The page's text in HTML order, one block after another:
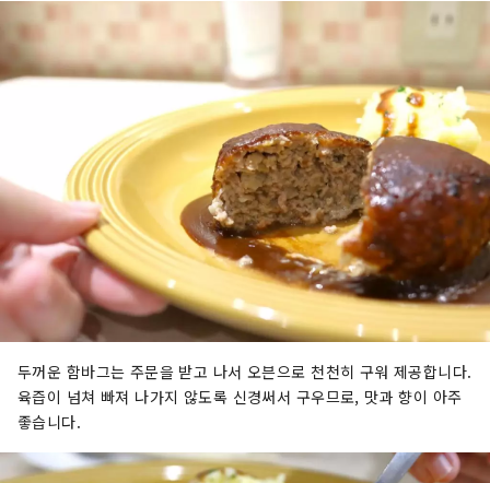
두꺼운 함바그는 주문을 받고 나서 오븐으로 천천히 구워 제공합니다.
육즙이 넘쳐 빠져 나가지 않도록 신경써서 구우므로, 맛과 향이 아주
좋습니다.